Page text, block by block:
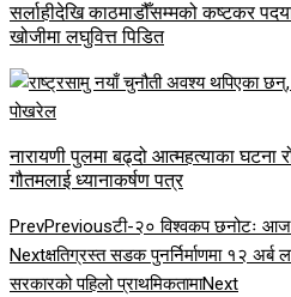
सर्लाहीदेखि काठमाडौँसम्मको कष्टकर
खोजीमा लघुवित्त पिडित
नारायणी पुलमा बढ्दो आत्महत्याका घटना
गौतमलाई ध्यानाकर्षण पत्र
PrevPreviousटी-२० विश्वकप छनोटः
Nextक्षतिग्रस्त सडक पुनर्निर्माणमा १२
सरकारको पहिलो प्राथमिकतामाNext